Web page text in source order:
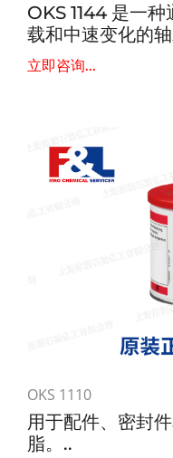
OKS 1144 是一
载和中速变化的
立即咨询...
OKS 1110
用于配件、密封
脂。..